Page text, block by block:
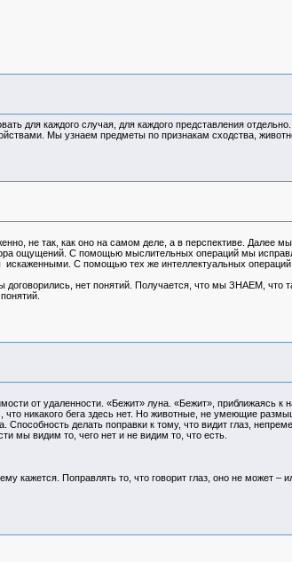
для каждого случая, для каждого представления
Мы узнаем предметы по признакам сходства,
не так, как оно на самом деле, а в перспективе. Далее
ощущений. С помощью мыслительных операций мы
С помощью тех же интеллектуальных
нет понятий. Получается, что мы ЗНАЕМ, что
от удаленности. «Бежит» луна. «Бежит», приближаясь к
никакого бега здесь нет. Но животные, не умеющие
делать поправки к тому, что видит глаз,
мы видим то, чего нет и не видим то, что есть.
кажется. Поправлять то, что говорит глаз, оно не может –